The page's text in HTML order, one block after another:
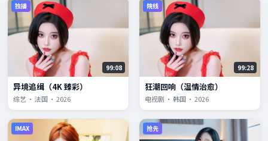
独播
99:08
异境追缉（4K 臻彩）
综艺 · 法国 · 2026
院线
99:28
狂潮回响（温情治愈）
电视剧 · 韩国 · 2026
IMAX 抢先